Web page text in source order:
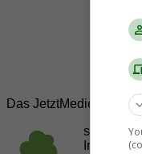
Das JetztMedien.com